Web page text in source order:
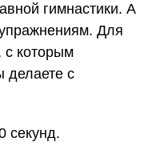
гимнастики. А
Для
с которым
делаете с
секунд.